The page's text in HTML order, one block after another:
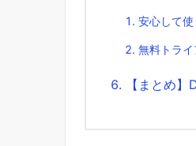
安心して
無料トラ
【まとめ